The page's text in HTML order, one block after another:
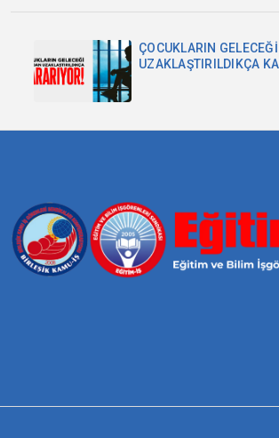
ÇOCUKLARIN
UZAKLAŞTIRILDIKÇA